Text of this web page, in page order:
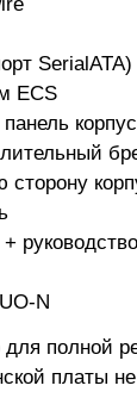
SerialATA)
ECS
сторону
N
полной
платы не